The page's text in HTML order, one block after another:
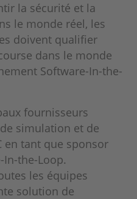
la sécurité et la
le monde réel, les
doivent qualifier
dans le monde
Software-In-the-
fournisseurs
simulation et de
en tant que sponsor
the-Loop.
les équipes
solution de